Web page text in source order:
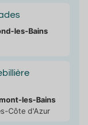
les-Bains
les-Bains
Côte d'Azur